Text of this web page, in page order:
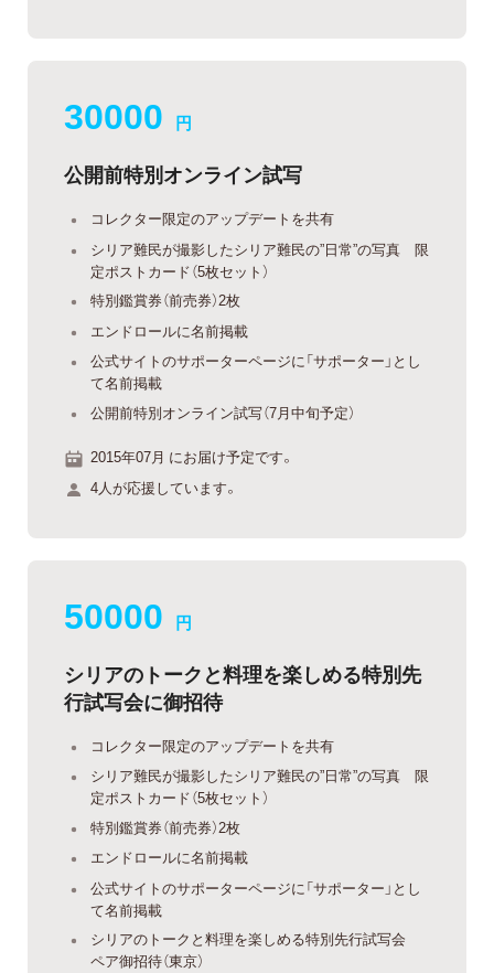
30000 円
公開前特別オンライン試写
コレクター限定のアップデートを共有
シリア難民が撮影したシリア難民の”日常”の写真 限
定ポストカード（5枚セット）
特別鑑賞券（前売券）2枚
エンドロールに名前掲載
公式サイトのサポーターページに「サポーター」とし
て名前掲載
公開前特別オンライン試写（7月中旬予定）
2015年07月 にお届け予定です。
4人が応援しています。
50000 円
シリアのトークと料理を楽しめる特別先
行試写会に御招待
コレクター限定のアップデートを共有
シリア難民が撮影したシリア難民の”日常”の写真 限
定ポストカード（5枚セット）
特別鑑賞券（前売券）2枚
エンドロールに名前掲載
公式サイトのサポーターページに「サポーター」とし
て名前掲載
シリアのトークと料理を楽しめる特別先行試写会
ペア御招待（東京）